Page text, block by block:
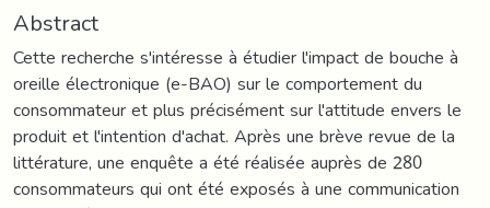
Abstract
Cette recherche s'intéresse à étudier l'impact de bouche à
oreille électronique (e-BAO) sur le comportement du
consommateur et plus précisément sur l'attitude envers le
produit et l'intention d'achat. Après une brève revue de la
littérature, une enquête a été réalisée auprès de 280
consommateurs qui ont été exposés à une communication